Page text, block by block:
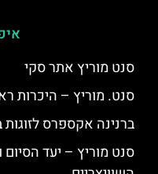
סנט מוריץ אתר סקי
סנט. מוריץ – היכרות
ברנינה אקספרס
סנט מוריץ – יעד